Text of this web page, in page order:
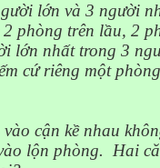
lớn và 3 người
2 phòng trên lầu, 2
lớn nhất trong 3
cứ riêng một
cận kề nhau
lộn phòng.
Hai